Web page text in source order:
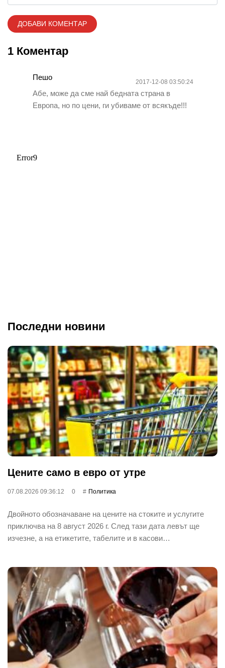
1 Коментар
Пешо
2017-12-08 03:50:24
Абе, може да сме най бедната страна в
Европа, но по цени, ги убиваме от всякъде!!!
Последни новини
Цените само в евро от утре
07.08.2026 09:36:12 0 Политика
Двойното обозначаване на цените на стоките и услугите
приключва на 8 август 2026 г. След тази дата левът ще
изчезне, а на етикетите, табелите и в касови…